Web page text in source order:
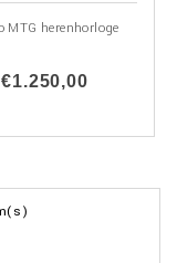
MTG herenhorloge
€1.250,00